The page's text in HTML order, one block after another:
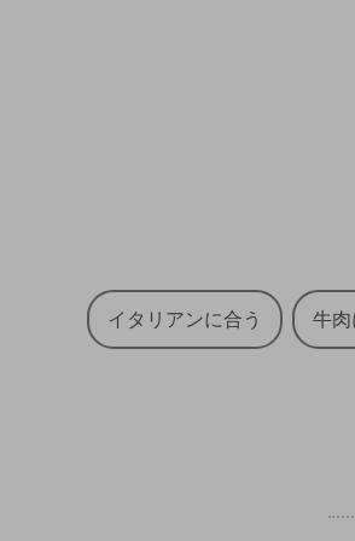
イタリアンに合う 牛肉